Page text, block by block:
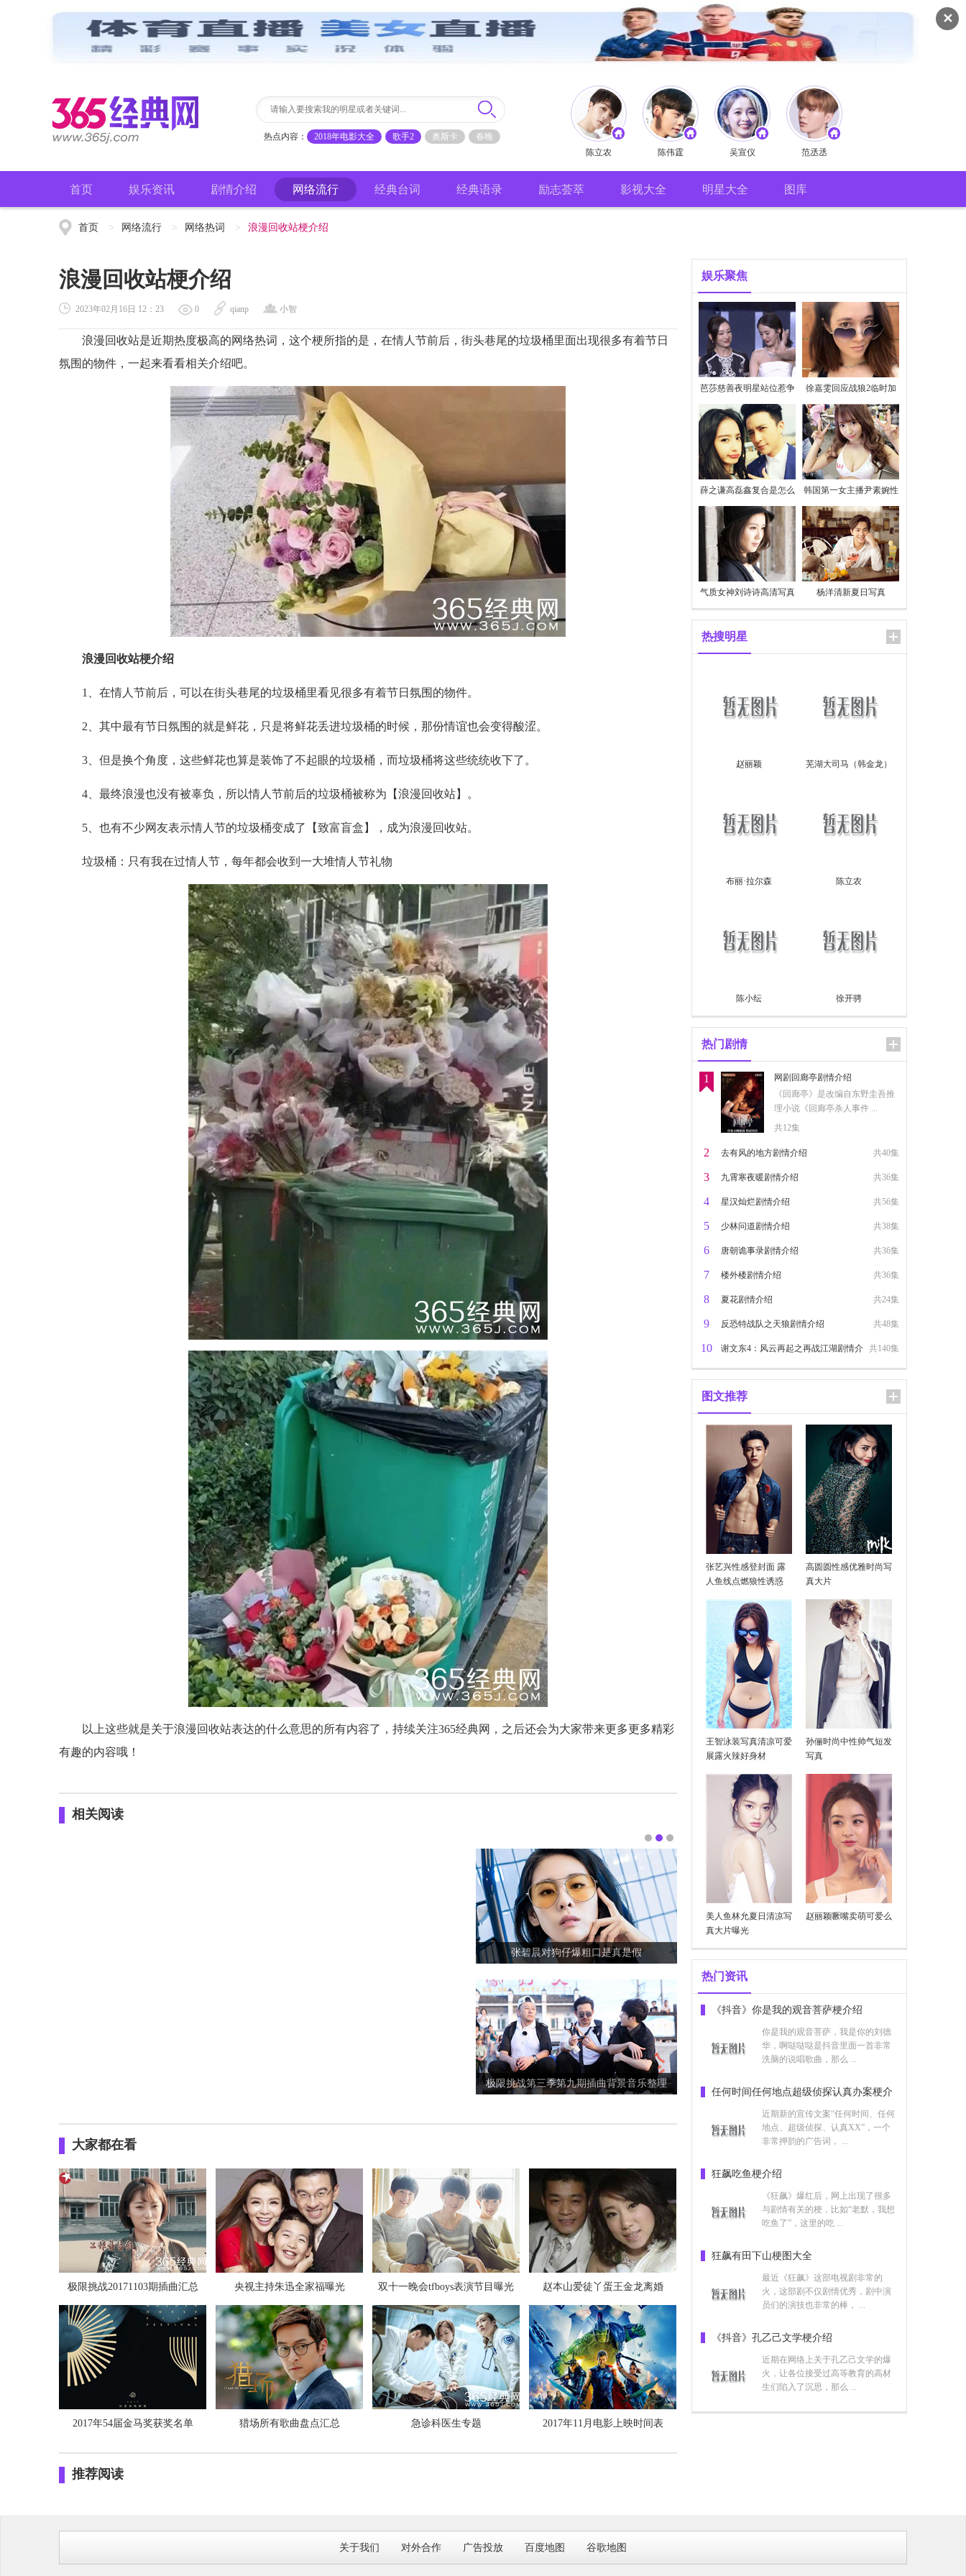
✕
热点内容： 2018年电影大全 歌手2 奥斯卡
春晚
陈立农
陈伟霆 吴宣仪 范丞丞
首页 娱乐资讯 剧情介绍 网络流行 经典台词 经典语录 励志荟萃 影视大全 明星大全 图库
首页 > 网络流行 > 网络热词 > 浪漫回收站梗介绍
浪漫回收站梗介绍
2023年02月16日 12：23 0 qianp 小智
浪漫回收站是近期热度极高的网络热词 ，这个梗所指的是，在情人节前后，街头巷尾的垃圾桶里面出现很多有着节日
氛围的物件，一起来看看相关介绍吧。
浪漫回收站梗介绍
1、在情人节前后，可以在街头巷尾的垃圾桶里看见很多有着节日氛围的物件。
2、其中最有节日氛围的就是鲜花，只是将鲜花丢进垃圾桶的时候，那份情谊也会变得酸涩。
3、但是换个角度，这些鲜花也算是装饰了不起眼的垃圾桶，而垃圾桶将这些统统收下了。
4、最终浪漫也没有被辜负，所以情人节前后的垃圾桶被称为【浪漫回收站】。
5、也有不少网友表示情人节的垃圾桶变成了【致富盲盒】，成为浪漫回收站。
垃圾桶：只有我在过情人节，每年都会收到一大堆情人节礼物
以上这些就是关于浪漫回收站表达的什么意思的所有内容了，持续关注365经典网，之后还会为大家带来更多更多精彩
有趣的内容哦！
相关阅读
胡歌薛佳凝美国约会再续前缘？
张碧晨对狗仔爆粗口是真是假
极限挑战第三季第九期插曲背景音乐整理
萧敬腾回应雨神称号：不要再问我下不下雨
了
大家都在看
极限挑战20171103期插曲汇总 央视主持朱迅全家福曝光 双十一晚会tfboys表演节目曝光 赵本山爱徒丫蛋王金龙离婚
2017年54届金马奖获奖名单 猎场所有歌曲盘点汇总 急诊科医生专题 2017年11月电影上映时间表
推荐阅读
娱乐聚焦
芭莎慈善夜明星站位惹争
议
徐嘉雯回应战狼2临时加
价
薛之谦高磊鑫复合是怎么
回事
韩国第一女主播尹素婉性
感私照
气质女神刘诗诗高清写真 杨洋清新夏日写真
热搜明星
赵丽颖 芜湖大司马（韩金龙）
布丽·拉尔森 陈立农
陈小纭 徐开骋
热门剧情
1
网剧回廊亭剧情介绍
《回廊亭》是改编自东野圭吾推
理小说《回廊亭杀人事件 ...
共12集
2 共40集
去有风的地方剧情介绍
3 共36集
九霄寒夜暖剧情介绍
4 共56集
星汉灿烂剧情介绍
5 共38集
少林问道剧情介绍
6 共36集
唐朝诡事录剧情介绍
7 共36集
楼外楼剧情介绍
8 共24集
夏花剧情介绍
9 共48集
反恐特战队之天狼剧情介绍
10 共140集
谢文东4：风云再起之再战江湖剧情介
绍
图文推荐
张艺兴性感登封面 露
人鱼线点燃狼性诱惑
高圆圆性感优雅时尚写
真大片
王智泳装写真清凉可爱
展露火辣好身材
孙俪时尚中性帅气短发
写真
美人鱼林允夏日清凉写
真大片曝光
赵丽颖噘嘴卖萌可爱么
热门资讯
《抖音》你是我的观音菩萨梗介绍
你是我的观音菩萨，我是你的刘德
华，啊哒哒哒是抖音里面一首非常
洗脑的说唱歌曲，那么 ...
任何时间任何地点超级侦探认真办案梗介
近期新的宣传文案“任何时间、任何
地点、超级侦探、认真XX”，一个
非常押韵的广告词， ...
狂飙吃鱼梗介绍
《狂飙》爆红后，网上出现了很多
与剧情有关的梗，比如“老默，我想
吃鱼了”，这里的吃 ...
狂飙有田下山梗图大全
最近《狂飙》这部电视剧非常的
火，这部剧不仅剧情优秀，剧中演
员们的演技也非常的棒， ...
《抖音》孔乙己文学梗介绍
近期在网络上关于孔乙己文学的爆
火，让各位接受过高等教育的高材
生们陷入了沉思，那么 ...
关于我们 对外合作 广告投放 百度地图 谷歌地图